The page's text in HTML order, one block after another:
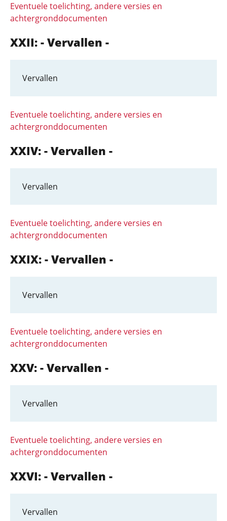
Eventuele toelichting, andere versies en
achtergronddocumenten
XXII: - Vervallen -
Vervallen
Eventuele toelichting, andere versies en
achtergronddocumenten
XXIV: - Vervallen -
Vervallen
Eventuele toelichting, andere versies en
achtergronddocumenten
XXIX: - Vervallen -
Vervallen
Eventuele toelichting, andere versies en
achtergronddocumenten
XXV: - Vervallen -
Vervallen
Eventuele toelichting, andere versies en
achtergronddocumenten
XXVI: - Vervallen -
Vervallen